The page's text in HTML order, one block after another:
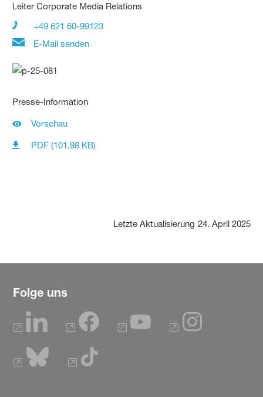
Leiter Corporate Media Relations
+49 621 60-99123
E-Mail senden
Presse-Information
Vorschau
PDF (101,98 KB)
Letzte Aktualisierung 24. April 2025
Folge uns